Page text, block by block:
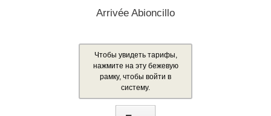
Arrivée Abioncillo
Чтобы увидеть тарифы,
нажмите на эту бежевую
рамку, чтобы войти в
систему.